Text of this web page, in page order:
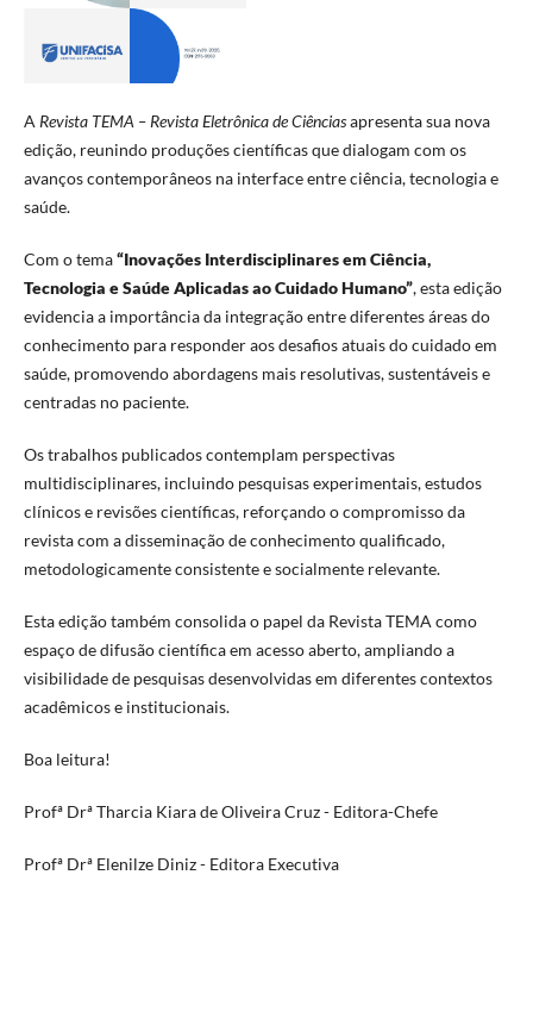
A Revista TEMA – Revista Eletrônica de Ciênciasapresenta sua nova
edição, reunindo produções científicas que dialogam com os
avanços contemporâneos na interface entre ciência, tecnologia e
saúde.
Com o tema“Inovações Interdisciplinares em Ciência,
Tecnologia e Saúde Aplicadas ao Cuidado Humano”, esta edição
evidencia a importância da integração entre diferentes áreas do
conhecimento para responder aos desafios atuais do cuidado em
saúde, promovendo abordagens mais resolutivas, sustentáveis e
centradas no paciente.
Os trabalhos publicados contemplam perspectivas
multidisciplinares, incluindo pesquisas experimentais, estudos
clínicos e revisões científicas, reforçando o compromisso da
revista com a disseminação de conhecimento qualificado,
metodologicamente consistente e socialmente relevante.
Esta edição também consolida o papel da Revista TEMA como
espaço de difusão científica em acesso aberto, ampliando a
visibilidade de pesquisas desenvolvidas em diferentes contextos
acadêmicos e institucionais.
Boa leitura!
Profª Drª Tharcia Kiara de Oliveira Cruz - Editora-Chefe
Profª Drª Elenilze Diniz - Editora Executiva